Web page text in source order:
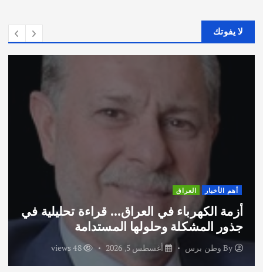
لا يفوتك
في العراق… قراءة تحليلية في
وحلولها المستدامة
أغسطس 5, 2026 48 views
اختتام
الاماراتية